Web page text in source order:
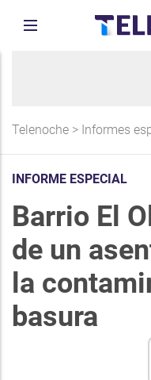
Telenoche > Informes
INFORME ESPECIAL
Barrio El
de un
la
basura